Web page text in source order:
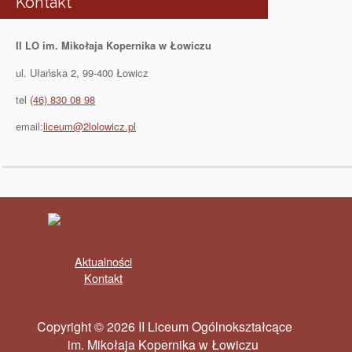
II LO im. Mikołaja Kopernika w Łowiczu
ul. Ułańska 2, 99-400 Łowicz
tel (46) 830 08 98
email:liceum@2lolowicz.pl
Aktualności
Kontakt
Copyright © 2026 II Liceum Ogólnokształcące
im. Mikołaja Kopernika w Łowiczu